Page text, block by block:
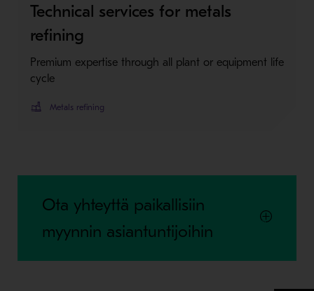
Technical services for metals
refining
Premium expertise through all plant or equipment life
cycle
Metals refining
Ota yhteyttä paikallisiin
myynnin asiantuntijoihin